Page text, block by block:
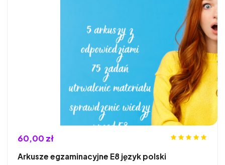
60,00 zł
Arkusze egzaminacyjne E8 język polski